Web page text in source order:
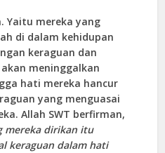
Yaitu mereka yang
di dalam kehidupan
keraguan dan
meninggalkan
hati mereka hancur
yang menguasai
Allah SWT berfirman,
mereka dirikan itu
keraguan dalam hati